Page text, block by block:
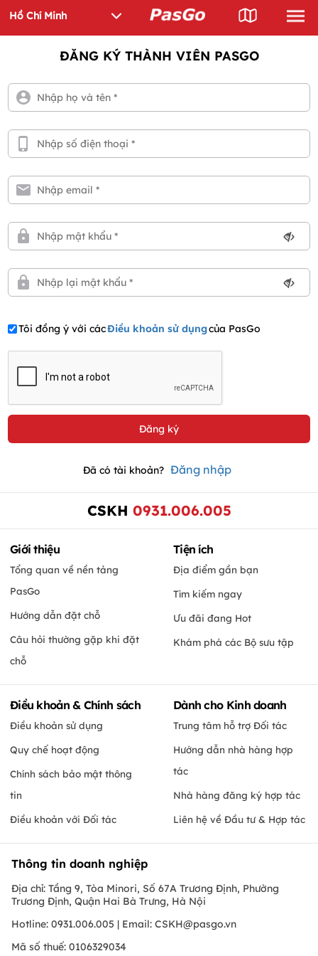
ĐĂNG KÝ THÀNH VIÊN PASGO
Tôi đồng ý với cácĐiều khoản sử dụngcủa PasGo
Đã có tài khoản? Đăng nhập
CSKH 0931.006.005
Giới thiệu
Tổng quan về nền tảng
PasGo
Hướng dẫn đặt chỗ
Câu hỏi thường gặp khi đặt
chỗ
Tiện ích
Địa điểm gần bạn
Tìm kiếm ngay
Ưu đãi đang Hot
Khám phá các Bộ sưu tập
Điều khoản & Chính sách
Điều khoản sử dụng
Quy chế hoạt động
Chính sách bảo mật thông
tin
Điều khoản với Đối tác
Dành cho Kinh doanh
Trung tâm hỗ trợ Đối tác
Hướng dẫn nhà hàng hợp
tác
Nhà hàng đăng ký hợp tác
Liên hệ về Đầu tư & Hợp tác
Thông tin doanh nghiệp
Địa chỉ: Tầng 9, Tòa Minori, Số 67A Trương Định, Phường
Trương Định, Quận Hai Bà Trưng, Hà Nội
Hotline: 0931.006.005 | Email: CSKH@pasgo.vn
Mã số thuế: 0106329034